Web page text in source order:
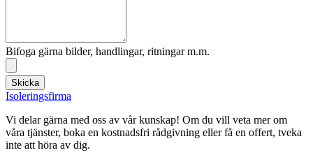
Bifoga gärna bilder, handlingar, ritningar m.m.
Skicka
Isoleringsfirma
Vi delar gärna med oss av vår kunskap! Om du vill veta mer om
våra tjänster, boka en kostnadsfri rådgivning eller få en offert, tveka
inte att höra av dig.